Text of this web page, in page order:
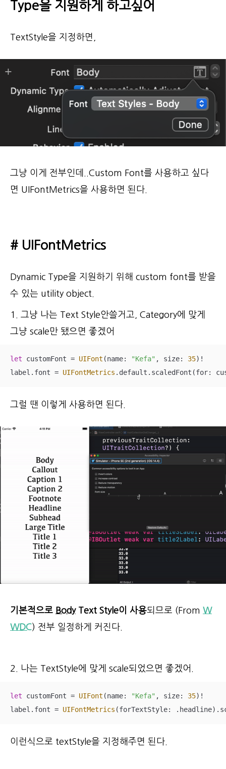
Type을 지원하게 하고싶어
TextStyle을 지정하면,
그냥 이게 전부인데..Custom Font를 사용하고 싶다
면 UIFontMetrics을 사용하면 된다.
# UIFontMetrics
Dynamic Type을 지원하기 위해 custom font를 받을
수 있는 utility object.
1. 그냥 나는 Text Style안쓸거고, Category에 맞게
그냥 scale만 됐으면 좋겠어
let customFont = UIFont (name: "Kefa" , size: 35) !
label.font = UIFontMetrics .default.scaledFont(for:
그럴 땐 이렇게 사용하면 된다.
기본적으로 BodyText Style이 사용되므로 (From W
WDC) 전부 일정하게 커진다.
2. 나는 TextStyle에 맞게 scale되었으면 좋겠어.
let customFont = UIFont (name: "Kefa" , size: 35) !
label.font = UIFontMetrics (forTextStyle:
이런식으로 textStyle을 지정해주면 된다.